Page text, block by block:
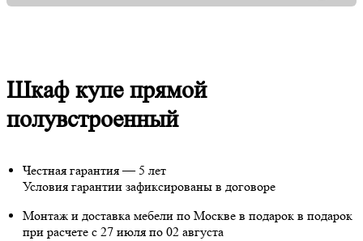
Шкаф купе прямой
полувстроенный
Честная гарантия — 5 лет
Условия гарантии зафиксированы в договоре
Монтаж и доставка мебели по Москве в подарок в подарок
при расчете с 27 июля по 02 августа